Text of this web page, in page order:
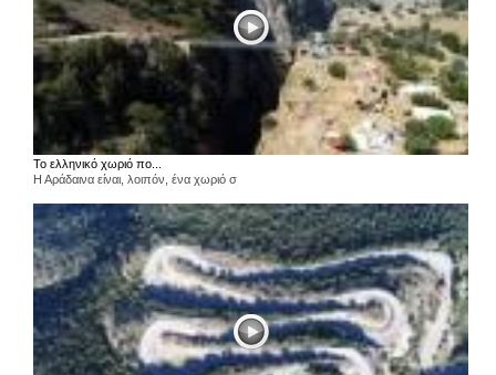
Το ελληνικό χωριό πο...
Η Αράδαινα είναι, λοιπόν, ένα χωριό σ